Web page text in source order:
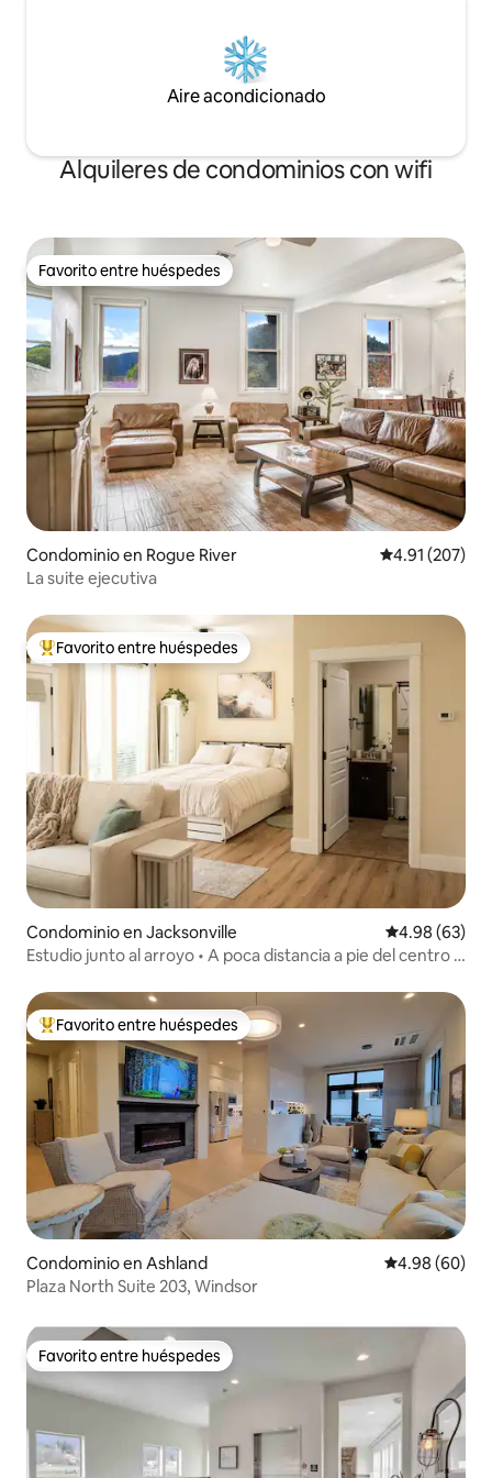
Aire acondicionado
Alquileres de condominios con wifi
Favorito entre huéspedes
Favorito entre huéspedes
Condominio en Rogue River Calificación
4.91 (207)
La suite ejecutiva
De los mejores en Favorito entre huéspedes
Favorito entre huéspedes
Condominio en Jacksonville Calificación
4.98 (63)
Estudio junto al arroyo • A poca distancia a pie del centro y
De los mejores en Favorito entre huéspedes
Favorito entre huéspedes
Condominio en Ashland Calificación
4.98 (60)
Plaza North Suite 203, Windsor
Favorito entre huéspedes
Favorito entre huéspedes